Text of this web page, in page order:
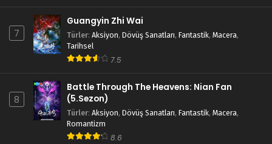
7
Guangyin Zhi Wai
Türler: Aksiyon, Dövüş Sanatları, Fantastik, Macera,
Tarihsel
7.5
8
Battle Through The Heavens: Nian Fan
(5.Sezon)
Türler: Aksiyon, Dövüş Sanatları, Fantastik, Macera,
Romantizm
8.6